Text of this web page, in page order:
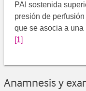
PAI sostenida
presión de
que se asocia a
[1]
Anamnesis y